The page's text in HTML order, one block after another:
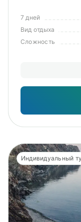
7 дней
Вид отдыха
Сложность
Индивидуальный